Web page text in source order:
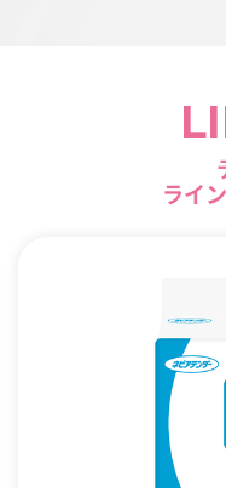
ライ